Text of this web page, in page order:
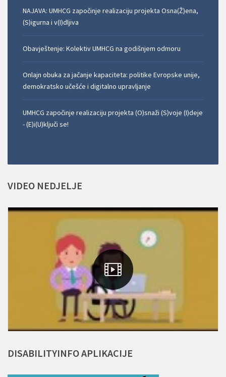
NAJAVA: UMHCG započinje realizaciju projekta Osna(Ž)ena,
(S)igurna i v(I)dljiva
Obavještenje: Kolektiv UMHCG na godišnjem odmoru
Onlajn obuka za jačanje kapaciteta: politike Evropske unije,
demokratsko učešće i digitalno upravljanje
UMHCG započinje realizaciju projekta (O)snaži (S)voje (I)deje
- (E)i(U)ključi se!
VIDEO NEDJELJE
DISABILITYINFOAPLIKACIJE